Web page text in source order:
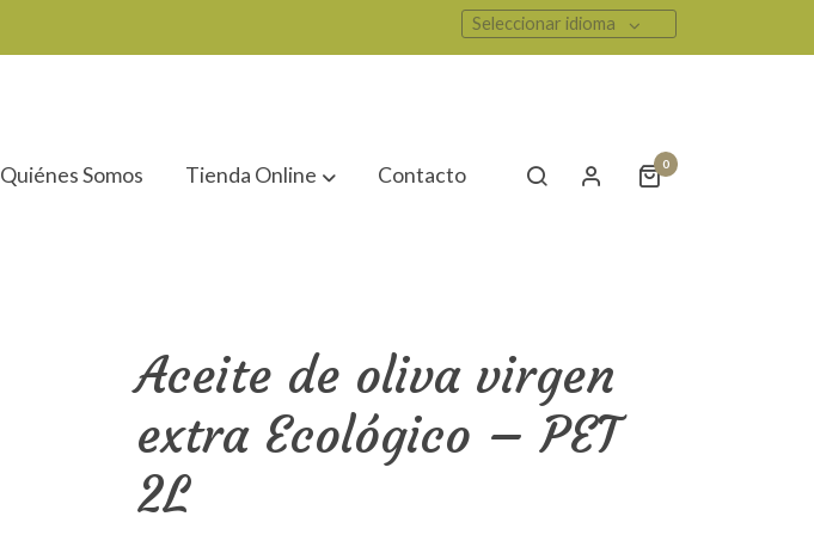
Seleccionar idioma
Quiénes Somos Tienda Online Contacto 0
Aceite de oliva virgen
extra Ecológico – PET
2L